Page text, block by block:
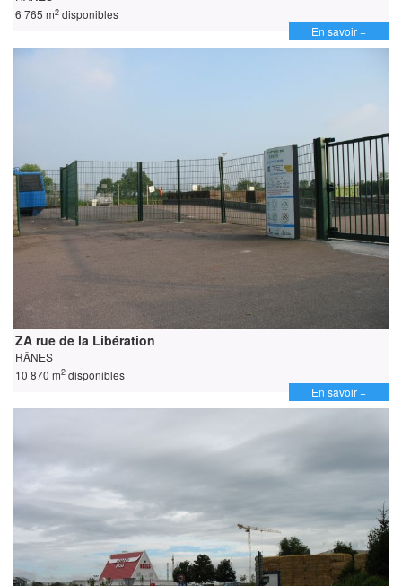
6 765 m2 disponibles
En savoir +
ZA rue de la Libération
RÂNES
10 870 m2 disponibles
En savoir +